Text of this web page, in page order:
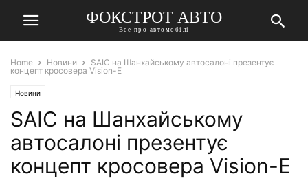
ФОКСТРОТ АВТО
Все про автомобілі
Home Новини
SAIC на Шанхайському автосалоні презентує
концепт кросовера Vision-E
Новини
SAIC на Шанхайському
автосалоні презентує
концепт кросовера Vision-E